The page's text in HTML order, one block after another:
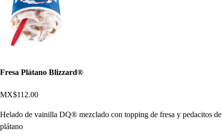
Fresa Plátano Blizzard®
MX$112.00
Helado de vainilla DQ® mezclado con topping de fresa y pedacitos de
plátano